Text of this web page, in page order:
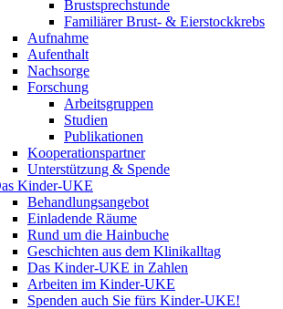
Brustsprechstunde
Familiärer Brust- & Eierstockkrebs
Aufnahme
Aufenthalt
Nachsorge
Forschung
Arbeitsgruppen
Studien
Publikationen
Kooperationspartner
Unterstützung & Spende
Kinder-UKE
Behandlungsangebot
Einladende Räume
Rund um die Hainbuche
Geschichten aus dem Klinikalltag
Das Kinder-UKE in Zahlen
Arbeiten im Kinder-UKE
Spenden auch Sie fürs Kinder-UKE!